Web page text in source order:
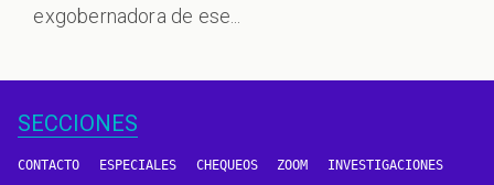
exgobernadora de ese...
SECCIONES
CONTACTO ESPECIALES CHEQUEOS ZOOM INVESTIGACIONES